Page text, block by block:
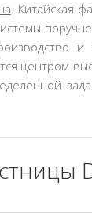
. Китайская
центром